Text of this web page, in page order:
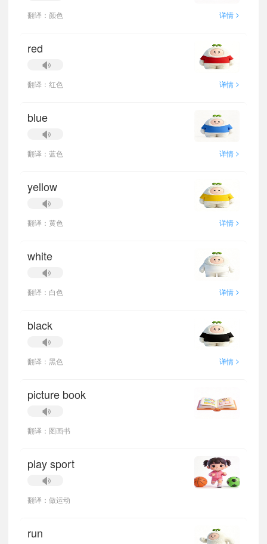
翻译：颜色 详情 >
red
翻译：红色 详情 >
blue
翻译：蓝色 详情 >
yellow
翻译：黄色 详情 >
white
翻译：白色 详情 >
black
翻译：黑色 详情 >
picture book
翻译：图画书
play sport
翻译：做运动
run